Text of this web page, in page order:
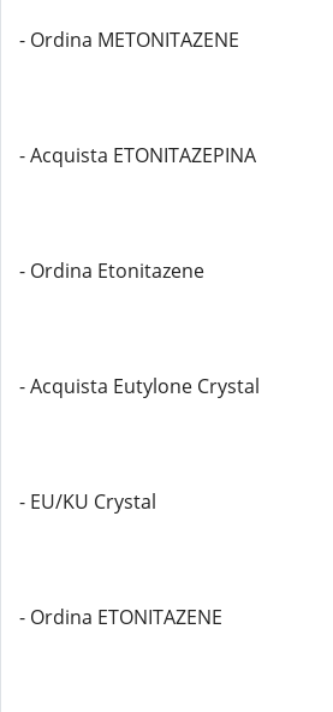
- Ordina METONITAZENE
- Acquista ETONITAZEPINA
- Ordina Etonitazene
- Acquista Eutylone Crystal
- EU/KU Crystal
- Ordina ETONITAZENE